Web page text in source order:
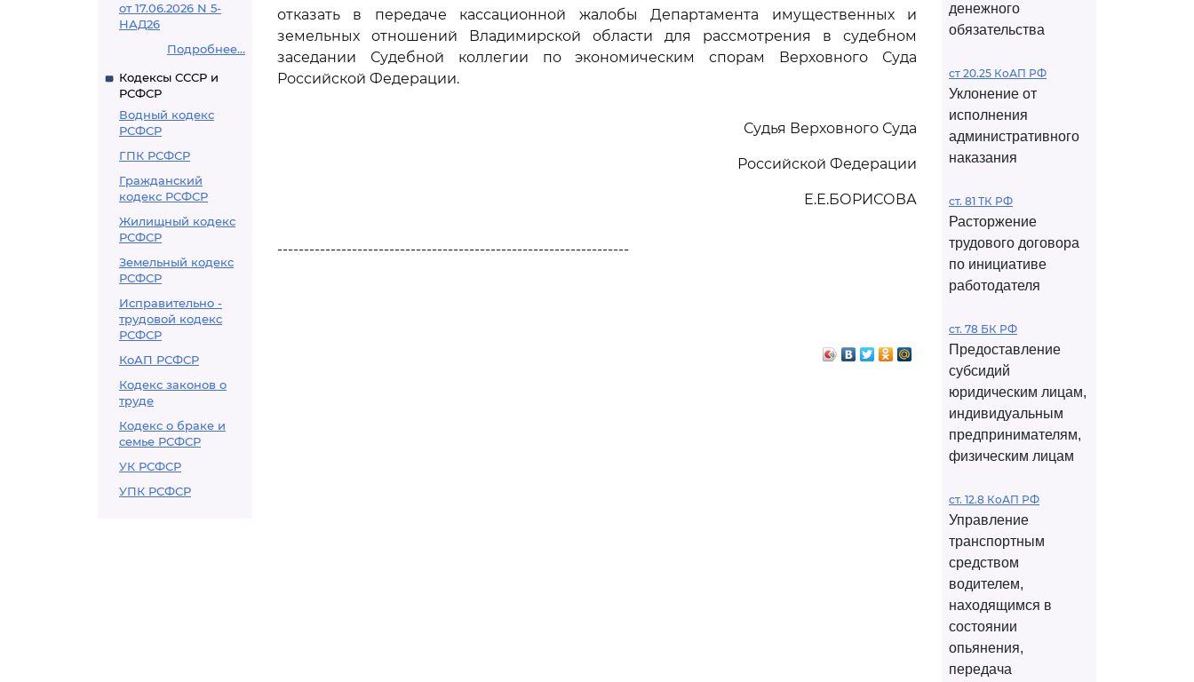
от 17.06.2026 N 5-
НАД26
Подробнее...
Кодексы СССР и
РСФСР
Водный кодекс
РСФСР
ГПК РСФСР
Гражданский
кодекс РСФСР
Жилищный кодекс
РСФСР
Земельный кодекс
РСФСР
Исправительно -
трудовой кодекс
РСФСР
КоАП РСФСР
Кодекс законов о
труде
Кодекс о браке и
семье РСФСР
УК РСФСР
УПК РСФСР
отказать в передаче кассационной жалобы Департамента имущественных и
земельных отношений Владимирской области для рассмотрения в судебном
заседании Судебной коллегии по экономическим спорам Верховного Суда
Российской Федерации.
Судья Верховного Суда
Российской Федерации
Е.Е.БОРИСОВА
------------------------------------------------------------------
денежного
обязательства
ст 20.25 КоАП РФ
Уклонение от
исполнения
административного
наказания
ст. 81 ТК РФ
Расторжение
трудового договора
по инициативе
работодателя
ст. 78 БК РФ
Предоставление
субсидий
юридическим лицам,
индивидуальным
предпринимателям,
физическим лицам
ст. 12.8 КоАП РФ
Управление
транспортным
средством
водителем,
находящимся в
состоянии
опьянения,
передача